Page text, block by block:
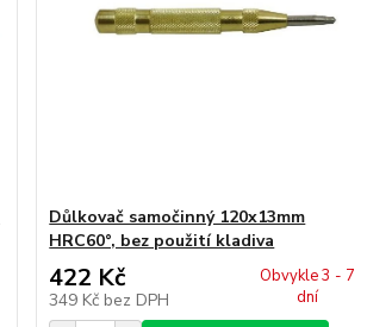
Důlkovač samočinný 120x13mm
HRC60°, bez použití kladiva
422 Kč
349 Kč bez DPH
Obvykle 3 - 7
dní